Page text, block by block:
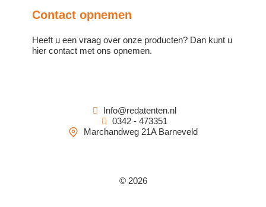
Contact opnemen
Heeft u een vraag over onze producten? Dan kunt u
hier contact met ons opnemen.
Info@redatenten.nl
0342 - 473351
Marchandweg 21A Barneveld
© 2026